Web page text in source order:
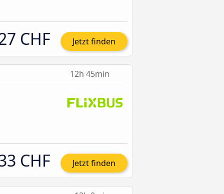
CHF Jetzt finden
12h 45min
CHF Jetzt finden